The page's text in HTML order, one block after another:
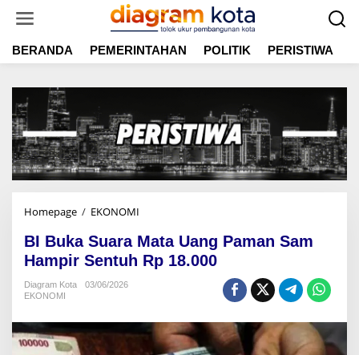
t
BERANDA PEMERINTAHAN POLITIK PERISTIWA
Homepage / EKONOMI
B
u
a
BI Buka Suara Mata Uang Paman Sam
Hampir Sentuh Rp 18.000
Diagram Kota
03/06/2026
EKONOMI